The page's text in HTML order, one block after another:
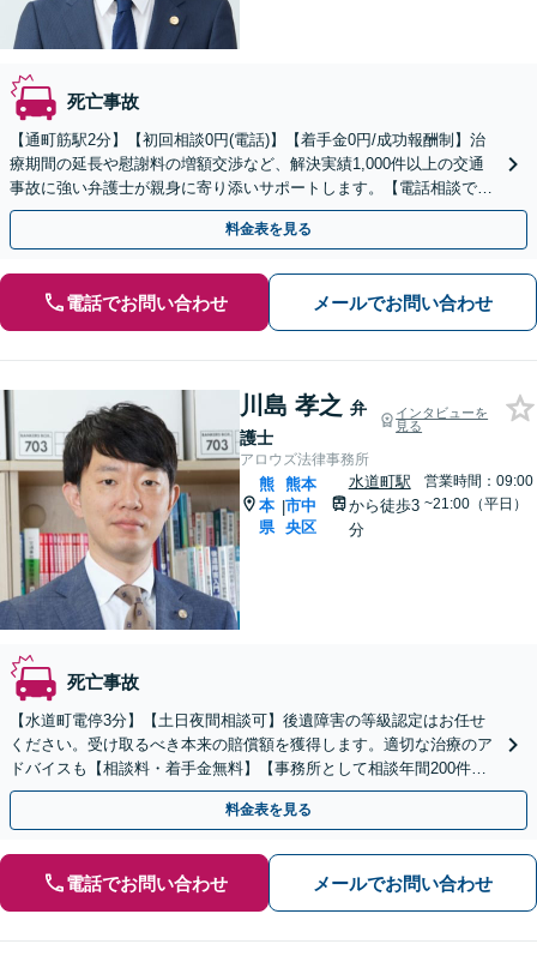
死亡事故
【通町筋駅2分】【初回相談0円(電話)】【着手金0円/成功報酬制】治
療期間の延長や慰謝料の増額交渉など、解決実績1,000件以上の交通
事故に強い弁護士が親身に寄り添いサポートします。【電話相談でご
契約まで対応可/来所不要】
料金表を見る
電話でお問い合わせ メールでお問い合わせ
川島 孝之 弁
護士
インタビューを
見る
アロウズ法律事務所
熊
本
県
|
熊本
市中
央区
水道町駅
から徒歩3
分
営業時間：09:00
~21:00（平日）
死亡事故
【水道町電停3分】【土日夜間相談可】後遺障害の等級認定はお任せ
ください。受け取るべき本来の賠償額を獲得します。適切な治療のア
ドバイスも【相談料・着手金無料】【事務所として相談年間200件以
上】
料金表を見る
電話でお問い合わせ メールでお問い合わせ